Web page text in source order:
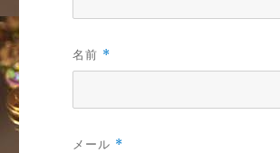
名前 *
メール *